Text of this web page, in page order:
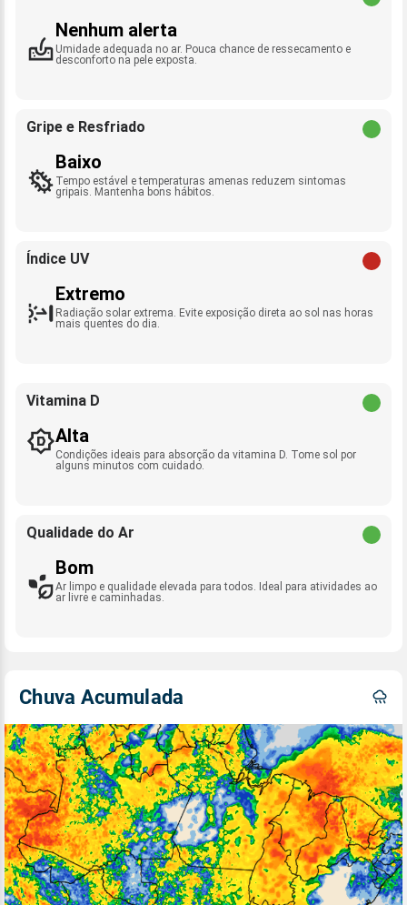
Nenhum alerta
Umidade adequada no ar. Pouca chance de ressecamento e
desconforto na pele exposta.
Gripe e Resfriado
Baixo
Tempo estável e temperaturas amenas reduzem sintomas
gripais. Mantenha bons hábitos.
Índice UV
Extremo
Radiação solar extrema. Evite exposição direta ao sol nas horas
mais quentes do dia.
Vitamina D
Alta
Condições ideais para absorção da vitamina D. Tome sol por
alguns minutos com cuidado.
Qualidade do Ar
Bom
Ar limpo e qualidade elevada para todos. Ideal para atividades ao
ar livre e caminhadas.
Chuva Acumulada